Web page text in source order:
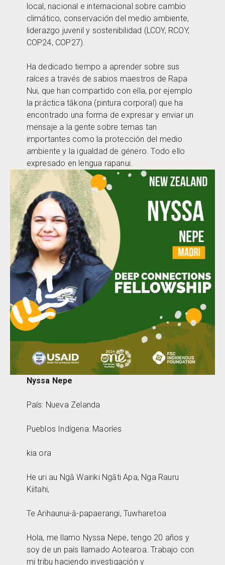
local, nacional e internacional sobre cambio
climático, conservación del medio ambiente,
liderazgo juvenil y sostenibilidad (LCOY, RCOY,
COP24, COP27).
Ha dedicado tiempo a aprender sobre sus
raíces a través de sabios maestros de Rapa
Nui, que han compartido con ella, por ejemplo
la práctica tākona (pintura corporal) que ha
encontrado una forma de expresar y enviar un
mensaje a la gente sobre temas tan
importantes como la protección del medio
ambiente y la igualdad de género. Todo ello
expresado en lengua rapanui.
Nyssa Nepe
País: Nueva Zelanda
Pueblos Indígena: Maoríes
kia ora
He uri au Ngā Wairiki Ngāti Apa, Nga Rauru
Kiitahi,
Te Arihaunui-ā-papaerangi, Tuwharetoa
Hola, me llamo Nyssa Nepe, tengo 20 años y
soy de un país llamado Aotearoa. Trabajo con
mi tribu haciendo investigación y